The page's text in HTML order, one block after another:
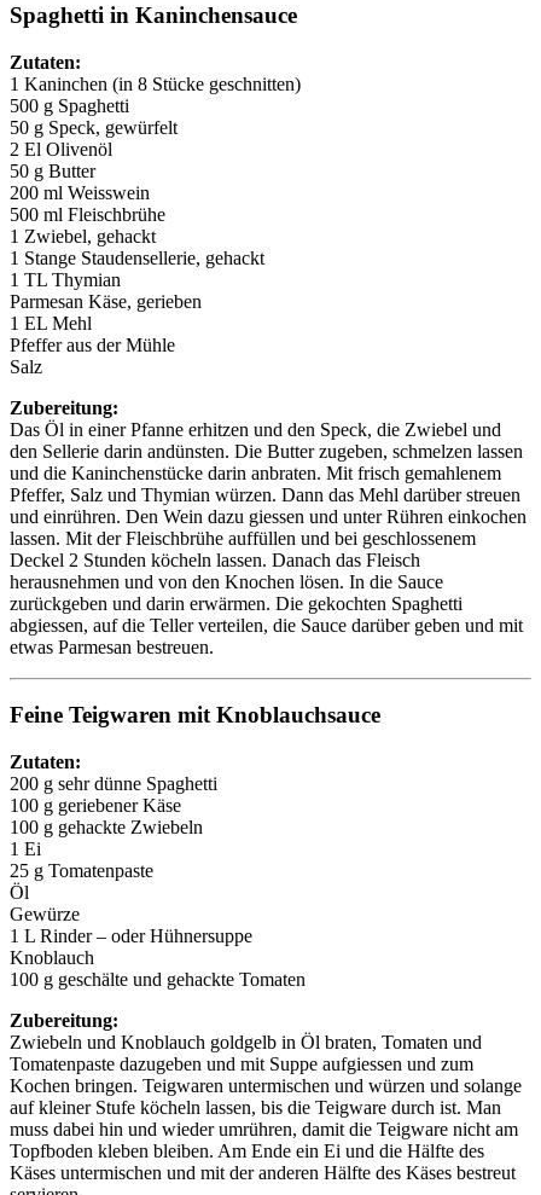
Spaghetti in Kaninchensauce
Zutaten:
1 Kaninchen (in 8 Stücke geschnitten)
500 g Spaghetti
50 g Speck, gewürfelt
2 El Olivenöl
50 g Butter
200 ml Weisswein
500 ml Fleischbrühe
1 Zwiebel, gehackt
1 Stange Staudensellerie, gehackt
1 TL Thymian
Parmesan Käse, gerieben
1 EL Mehl
Pfeffer aus der Mühle
Salz
Zubereitung:
Das Öl in einer Pfanne erhitzen und den Speck, die Zwiebel und
den Sellerie darin andünsten. Die Butter zugeben, schmelzen lassen
und die Kaninchenstücke darin anbraten. Mit frisch gemahlenem
Pfeffer, Salz und Thymian würzen. Dann das Mehl darüber streuen
und einrühren. Den Wein dazu giessen und unter Rühren einkochen
lassen. Mit der Fleischbrühe auffüllen und bei geschlossenem
Deckel 2 Stunden köcheln lassen. Danach das Fleisch
herausnehmen und von den Knochen lösen. In die Sauce
zurückgeben und darin erwärmen. Die gekochten Spaghetti
abgiessen, auf die Teller verteilen, die Sauce darüber geben und mit
etwas Parmesan bestreuen.
Feine Teigwaren mit Knoblauchsauce
Zutaten:
200 g sehr dünne Spaghetti
100 g geriebener Käse
100 g gehackte Zwiebeln
1 Ei
25 g Tomatenpaste
Öl
Gewürze
1 L Rinder – oder Hühnersuppe
Knoblauch
100 g geschälte und gehackte Tomaten
Zubereitung:
Zwiebeln und Knoblauch goldgelb in Öl braten, Tomaten und
Tomatenpaste dazugeben und mit Suppe aufgiessen und zum
Kochen bringen. Teigwaren untermischen und würzen und solange
auf kleiner Stufe köcheln lassen, bis die Teigware durch ist. Man
muss dabei hin und wieder umrühren, damit die Teigware nicht am
Topfboden kleben bleiben. Am Ende ein Ei und die Hälfte des
Käses untermischen und mit der anderen Hälfte des Käses bestreut